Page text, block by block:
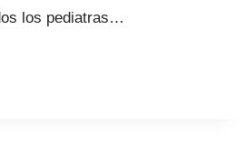
los pediatras…